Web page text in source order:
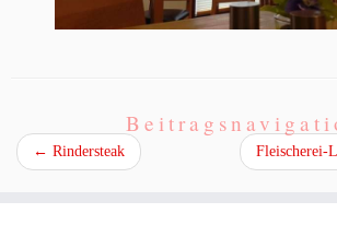
← Rindersteak Fleischerei-